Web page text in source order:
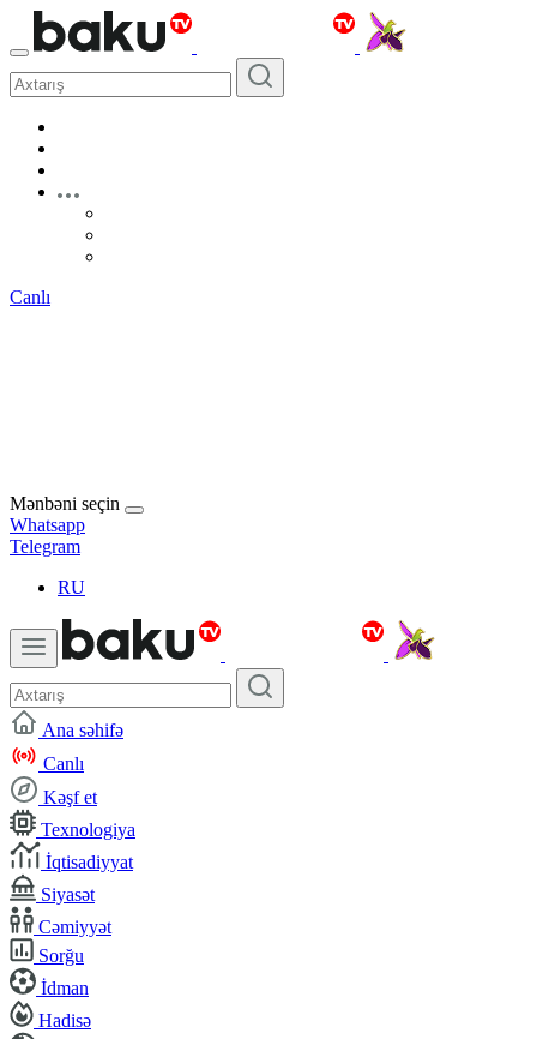
Canlı
Mənbəni seçin
Whatsapp
Telegram
RU
Ana səhifə
Canlı
Kəşf et
Texnologiya
İqtisadiyyat
Siyasət
Cəmiyyət
Sorğu
İdman
Hadisə